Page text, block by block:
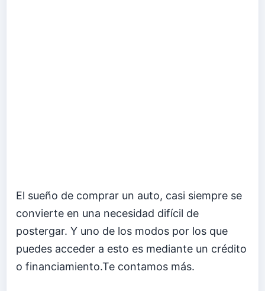
El sueño de comprar un auto, casi siempre se
convierte en una necesidad difícil de
postergar. Y uno de los modos por los que
puedes acceder a esto es mediante un crédito
o financiamiento.Te contamos más.